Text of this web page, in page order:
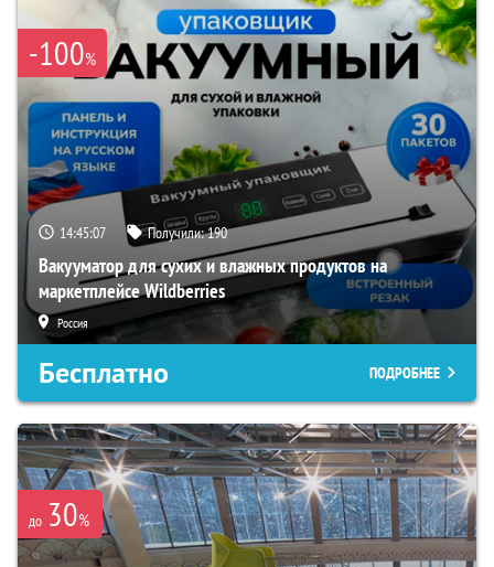
-100%
14:45:06 Получили:190
Вакууматор для сухих и влажных продуктов на
маркетплейсе Wildberries
Россия
Бесплатно ПОДРОБНЕЕ
до 30%